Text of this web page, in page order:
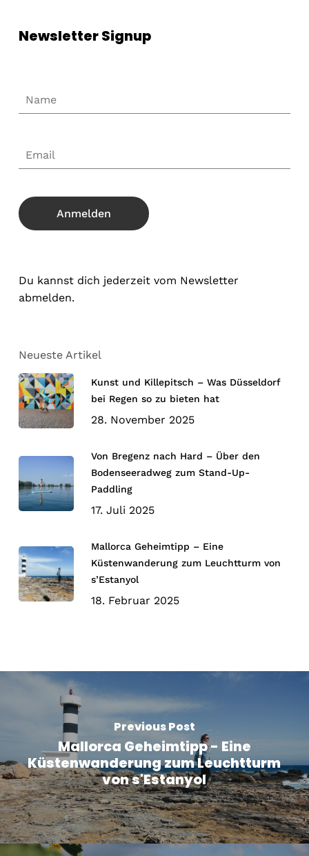
Newsletter Signup
Du kannst dich jederzeit vom Newsletter
abmelden.
Neueste Artikel
Kunst und Killepitsch – Was Düsseldorf
bei Regen so zu bieten hat
28. November 2025
Von Bregenz nach Hard – Über den
Bodenseeradweg zum Stand-Up-
Paddling
17. Juli 2025
Mallorca Geheimtipp – Eine
Küstenwanderung zum Leuchtturm von
s’Estanyol
18. Februar 2025
Previous Post
Mallorca Geheimtipp - Eine
Küstenwanderung zum Leuchtturm
von s'Estanyol